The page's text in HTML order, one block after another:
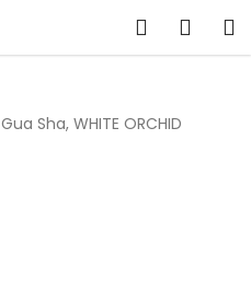
Hledat
Gua Sha, WHITE ORCHID